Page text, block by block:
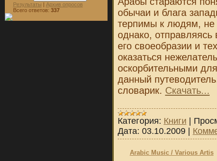
Результаты | Архив опросов
Всего ответов: 337
обычаи и блага
терпимы к людям, не
однако,
его своеобразии и
оказаться
оскорбительными
данный
словарик. Скачать...
Категория: Книги |
Дата: 03.10.2009 |
Arabic Music / Various Artis